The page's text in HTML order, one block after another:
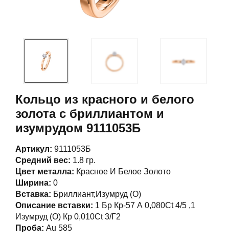
Кольцо из красного и белого
золота с бриллиантом и
изумрудом 9111053Б
Артикул: 9111053Б
Средний вес: 1.8 гр.
Цвет металла: Красное И Белое Золото
Ширина: 0
Вставка: Бриллиант,Изумруд (О)
Описание вставки: 1 Бр Кр-57 А 0,080Ct 4/5 ,1
Изумруд (О) Кр 0,010Ct 3/Г2
Проба: Au 585